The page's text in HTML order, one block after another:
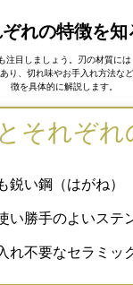
れの特徴を知
注目しましょう。刃の材質には
あり、切れ味やお手入れ方法な
徴を具体的に解説します。
それぞれ
鋭い鋼（はがね）
い勝手のよいステ
れ不要なセラミッ